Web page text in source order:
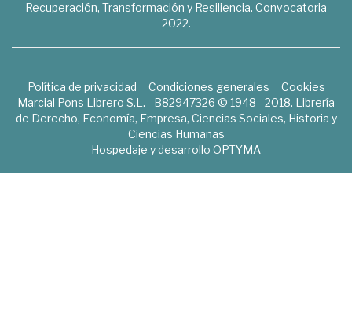
Recuperación, Transformación y Resiliencia. Convocatoria
2022.
Política de privacidad Condiciones generales
Cookies
Marcial Pons Librero S.L. - B82947326 © 1948 - 2018. Librería
de Derecho, Economía, Empresa, Ciencias Sociales, Historia y
Ciencias Humanas
Hospedaje y desarrollo OPTYMA